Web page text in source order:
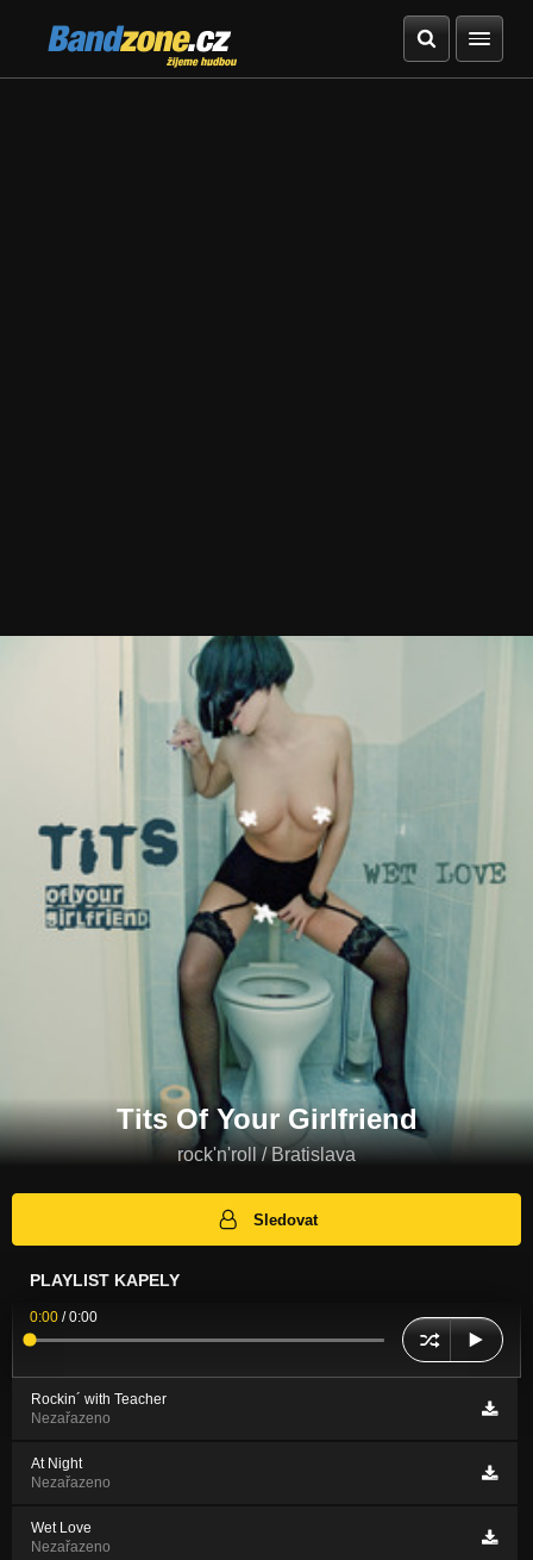
Bandzone.cz
žijeme hudbou
Tits Of Your Girlfriend
rock'n'roll / Bratislava
Sledovat
PLAYLIST KAPELY
0:00 /0:00
Rockin´ with Teacher
Nezařazeno
At Night
Nezařazeno
Wet Love
Nezařazeno